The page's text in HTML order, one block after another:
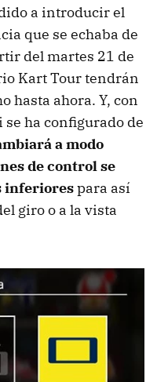
a introducir el
que se echaba de
del martes 21 de
Kart Tour tendrán
hasta ahora. Y, con
ha configurado de
a modo
de control se
inferiorespara así
giro o a la vista